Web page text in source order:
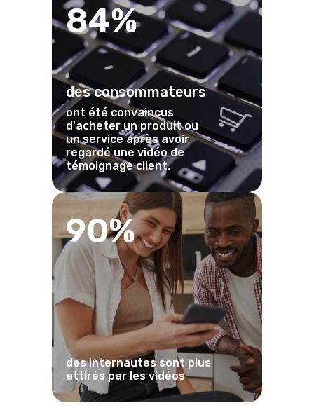
84%
des consommateurs
ont été convaincus
d'acheter un produit ou
un service après avoir
regardé une vidéo de
témoignage client.
90%
des internautes sont plus
attirés par les vidéos